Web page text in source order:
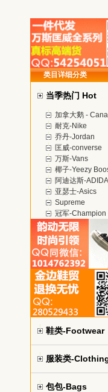
类目详细分类
当季热门 Hot
加拿大鹅 -
耐克-Nike
乔丹-Jordan
匡威-converse
万斯-Vans
椰子-Yeezy
阿迪达斯-
亚瑟士-Asics
Supreme
冠军-Champion
鞋类-Footwear
服装类-
包包-Bags